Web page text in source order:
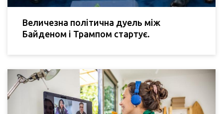
Величезна політична дуель між
Байденом і Трампом стартує.